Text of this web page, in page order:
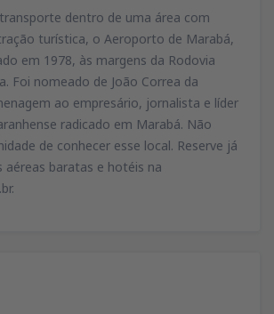
dentro de uma área com
turística, o Aeroporto de Marabá,
em 1978, às margens da Rodovia
Foi nomeado de João Correa da
ao empresário, jornalista e líder
radicado em Marabá. Não
de conhecer esse local. Reserve já
aéreas baratas e hotéis na